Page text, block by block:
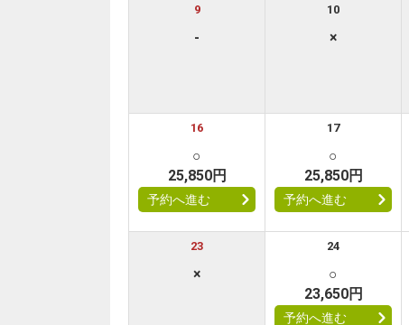
9
-
10
×
16
○
25,850円
予約へ進む
17
○
25,850円
予約へ進む
23
×
24
○
23,650円
予約へ進む